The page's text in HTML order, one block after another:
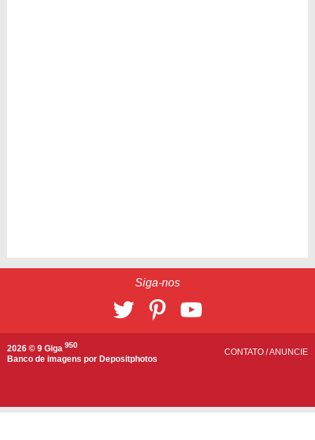
Siga-nos
2026 © 9 Giga 950
Banco de imagens por Depositphotos
CONTATO /ANUNCIE